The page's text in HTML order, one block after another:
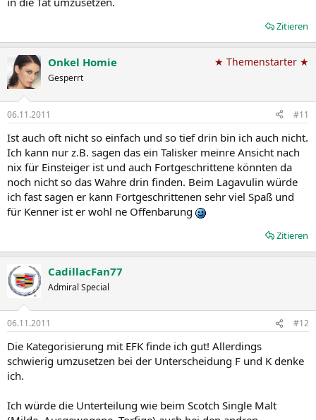
Zitieren
Onkel Homie
Gesperrt
★ Themenstarter ★
06.11.2011 #11
Ist auch oft nicht so einfach und so tief drin bin ich auch nicht.
Ich kann nur z.B. sagen das ein Talisker meinre Ansicht nach
nix für Einsteiger ist und auch Fortgeschrittene könnten da
noch nicht so das Wahre drin finden. Beim Lagavulin würde
ich fast sagen er kann Fortgeschrittenen sehr viel Spaß und
für Kenner ist er wohl ne Offenbarung
Zitieren
CadillacFan77
Admiral Special
06.11.2011 #12
Die Kategorisierung mit EFK finde ich gut! Allerdings
schwierig umzusetzen bei der Unterscheidung F und K denke
ich.
Ich würde die Unterteilung wie beim Scotch Single Malt